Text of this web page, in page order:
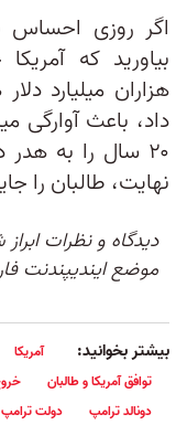
اگر روزی احساس
بیاورید که
هزاران میلیارد
داد، باعث آوارگی
۲۰ سال را به
نهایت، طالبان را
دیدگاه و نظرات
موضع ایندیپندنت
بیشتر بخوانید: آمریکا
توافق آمریکا و طالبان
دونالد ترامپ
دولت ترامپ